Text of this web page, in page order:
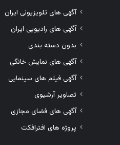
آگهی های تلویزیونی ایران
آگهی های رادیویی ایران
بدون دسته بندی
آگهی های نمایش خانگی
آگهی فیلم های سینمایی
تصاویر آرشیوی
آگهی های فضای مجازی
پروژه های افترافکت